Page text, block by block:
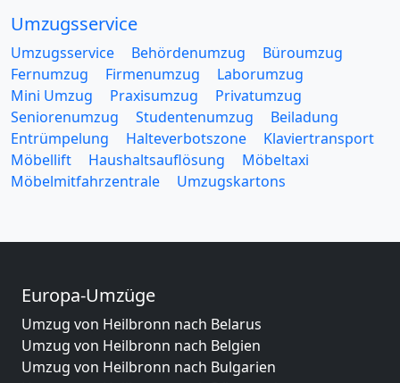
Umzugsservice
Umzugsservice Behördenumzug
Büroumzug
Fernumzug
Firmenumzug
Laborumzug
Mini Umzug
Praxisumzug
Privatumzug
Seniorenumzug
Studentenumzug
Beiladung
Entrümpelung
Halteverbotszone
Klaviertransport
Möbellift
Haushaltsauflösung
Möbeltaxi
Möbelmitfahrzentrale
Umzugskartons
Europa-Umzüge
Umzug von Heilbronn nach Belarus
Umzug von Heilbronn nach Belgien
Umzug von Heilbronn nach Bulgarien